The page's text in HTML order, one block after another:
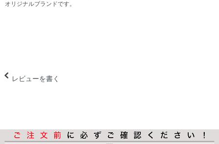
オリジナルブランドです。
レビューを書く